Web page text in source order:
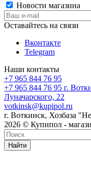
Новости магазина
Оставайтесь на связи
Вконтакте
Telegram
Наши контакты
+7 965 844 76 95
+7 965 844 76 95 г.
Луначарского, 22
votkinsk@kupipol.ru
г. Воткинск, Хозбаза
2026 © Купипол -
Найти